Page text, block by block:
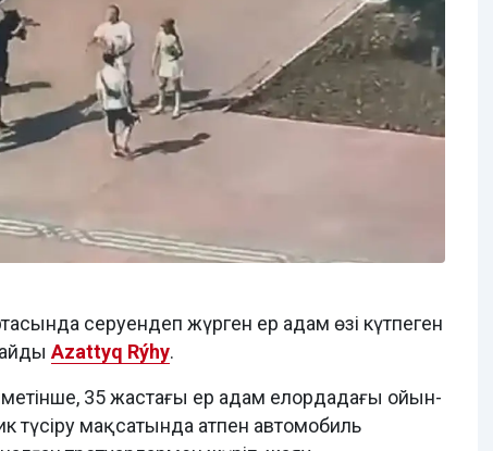
серуендеп жүрген ер адам өзі күтпеген
Azattyq Rýhy.
35 жастағы ер адам елордадағы ойын-
түсіру мақсатында атпен автомобиль